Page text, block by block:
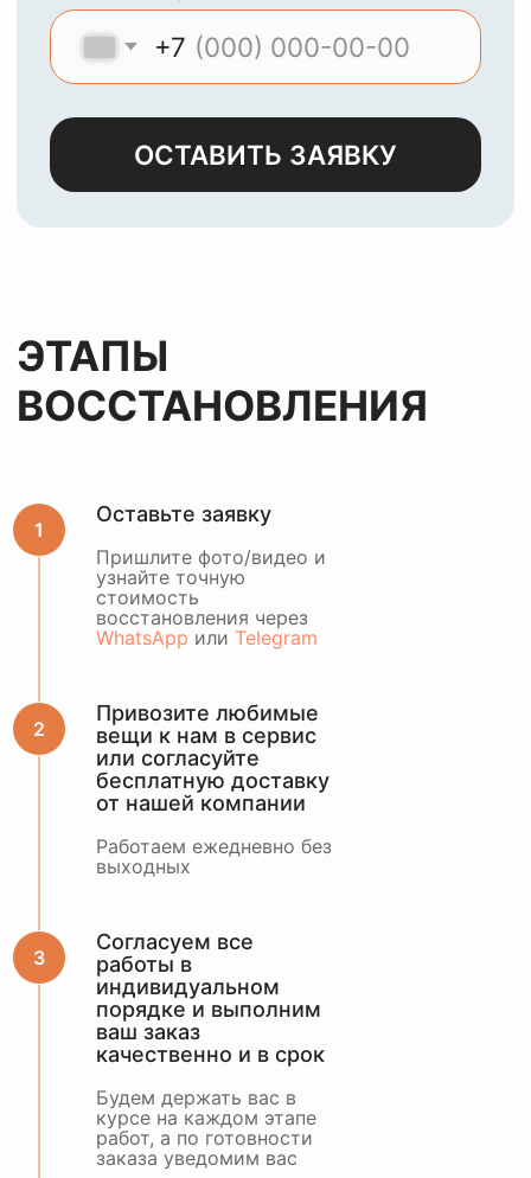
Оставьте заявку
Пришлите фото/видео и
узнайте точную
стоимость
восстановления через
WhatsApp или Telegram
Привозите любимые
вещи к нам в сервис
или согласуйте
бесплатную доставку
от нашей компании
Работаем ежедневно без
выходных
Согласуем все
работы в
индивидуальном
порядке и выполним
ваш заказ
качественно и в срок
Будем держать вас в
курсе на каждом этапе
работ, а по готовности
заказа уведомим вас
ОСТАВИТЬ ЗАЯВКУ
МЫЧИСТИМ И
ВОССТАНАВЛИВАЕМ
ЛЮБЫЕ ИЗДЕЛИЯ ИЗ
КОЖИ, ЗАМШИ,
ЛАКА И НУБУКА
Оставьте заявкуи мы с
или оценить по
WhatsApp